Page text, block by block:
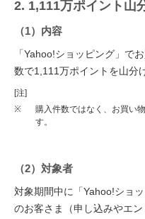
2. 1,111万ポイント山
（1）内容
「Yahoo!ショッピング」で
数で1,111万ポイントを山分
[注]
※
購入件数ではなく、お買い
す。
（2）対象者
対象期間中に「Yahoo!ショ
のお客さま（申し込みやエン